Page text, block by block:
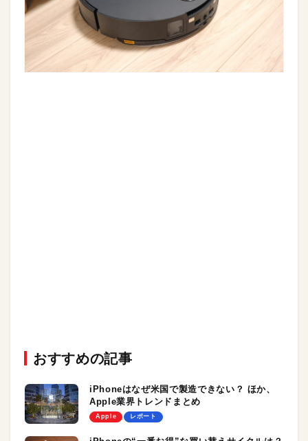
おすすめの記事
iPhoneはなぜ米国で製造できない？ ほか、
Apple業界トレンドまとめ
Apple レポート